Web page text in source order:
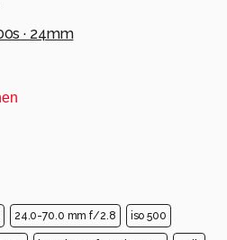
· 24mm
24.0-70.0 mm f/2.8 iso 500